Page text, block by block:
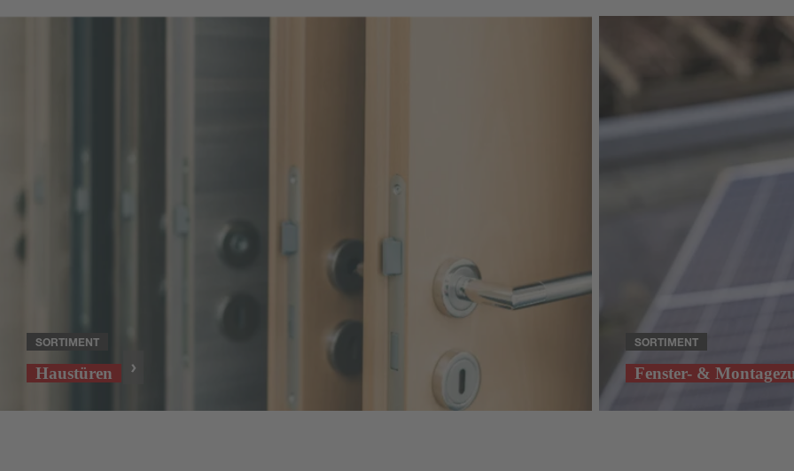
SORTIMENT
Haustüren
SORTIMENT
Fenster- &